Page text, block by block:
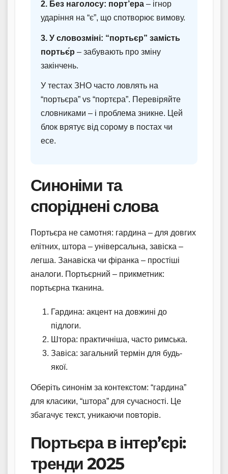
2. Без наголосу: порт’ера – ігнор
ударіння на “є”, що спотворює вимову.
3. У словозміні: “портьєр” замість
портьє́р – забувають про зміну
закінчень.
У тестах ЗНО часто ловлять на
“портьєра” vs “портєра”. Перевіряйте
словниками – і проблема зникне. Цей
блок врятує від сорому в постах чи
есе.
Синоніми та
споріднені слова
Портьєра не самотня: гардина – для довгих
елітних, штора – універсальна, завіска –
легша. Занавіска чи фіранка – простіші
аналоги. Портьєрний – прикметник:
портьєрна тканина.
Гардина: акцент на довжині до
підлоги.
Штора: практичніша, часто римська.
Завіса: загальний термін для будь-
якої.
Оберіть синонім за контекстом: “гардина”
для класики, “штора” для сучасності. Це
збагачує текст, уникаючи повторів.
Портьєра в інтер’єрі:
тренди 2025